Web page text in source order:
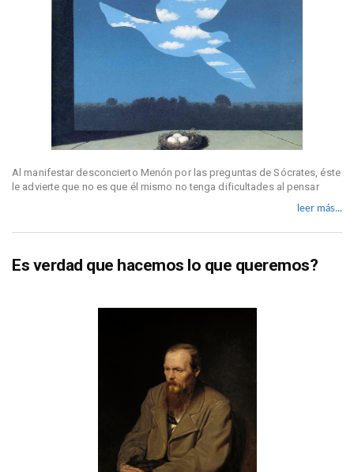
Al manifestar desconcierto Menón por las preguntas de Sócrates, éste
le advierte que no es que él mismo no tenga dificultades al pensar
leer más...
Es verdad que hacemos lo que queremos?